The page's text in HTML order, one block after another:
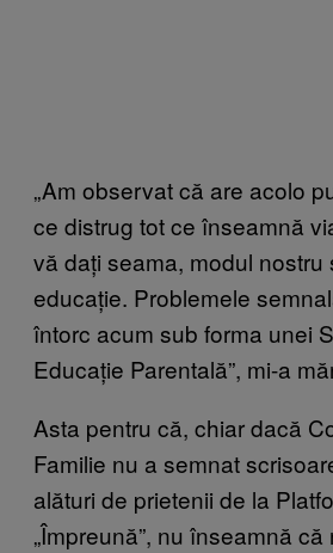
„Am observat că are acolo
ce distrug tot ce înseamnă
vă dați seama, modul nostru
educație. Problemele
întorc acum sub forma unei
Educație Parentală”, mi-a
Asta pentru că, chiar dacă
Familie nu a semnat
alături de prietenii de la
„Împreună”, nu înseamnă